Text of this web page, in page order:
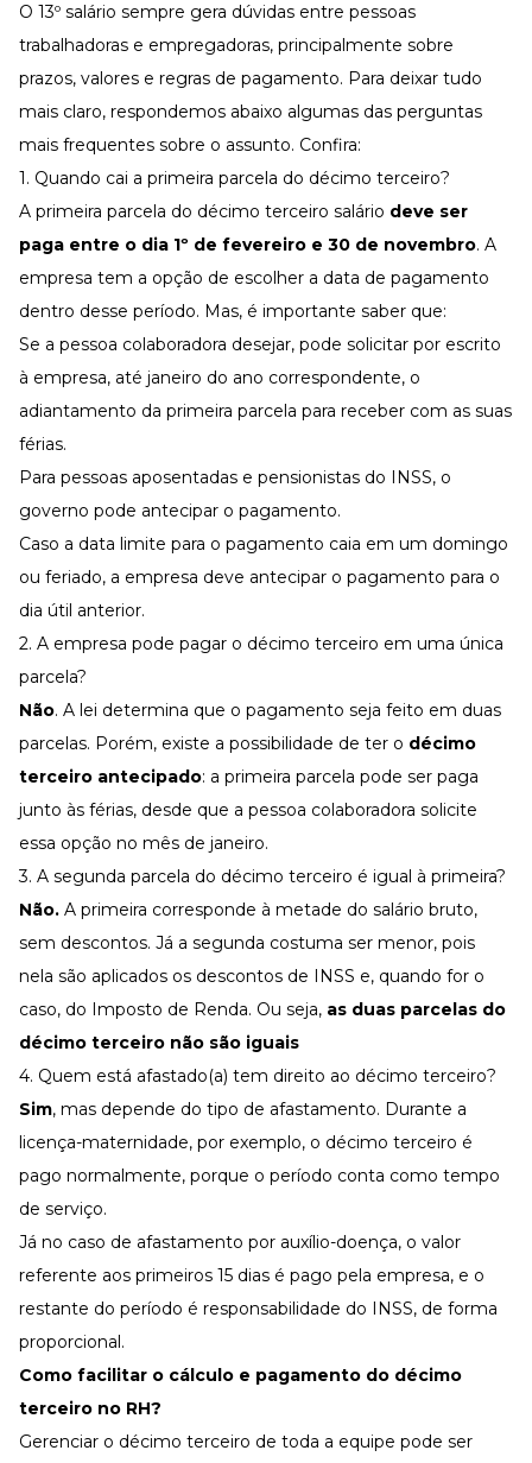
O 13º salário sempre gera dúvidas entre pessoas
trabalhadoras e empregadoras, principalmente sobre
prazos, valores e regras de pagamento. Para deixar tudo
mais claro, respondemos abaixo algumas das perguntas
mais frequentes sobre o assunto. Confira:
1. Quando cai a primeira parcela do décimo terceiro?
A primeira parcela do décimo terceiro salário deve ser
paga entre o dia 1º de fevereiro e 30 de novembro. A
empresa tem a opção de escolher a data de pagamento
dentro desse período. Mas, é importante saber que:
Se a pessoa colaboradora desejar, pode solicitar por escrito
à empresa, até janeiro do ano correspondente, o
adiantamento da primeira parcela para receber com as suas
férias.
Para pessoas aposentadas e pensionistas do INSS, o
governo pode antecipar o pagamento.
Caso a data limite para o pagamento caia em um domingo
ou feriado, a empresa deve antecipar o pagamento para o
dia útil anterior.
2. A empresa pode pagar o décimo terceiro em uma única
parcela?
Não. A lei determina que o pagamento seja feito em duas
parcelas. Porém, existe a possibilidade de ter o décimo
terceiro antecipado: a primeira parcela pode ser paga
junto às férias, desde que a pessoa colaboradora solicite
essa opção no mês de janeiro.
3. A segunda parcela do décimo terceiro é igual à primeira?
Não. A primeira corresponde à metade do salário bruto,
sem descontos. Já a segunda costuma ser menor, pois
nela são aplicados os descontos de INSS e, quando for o
caso, do Imposto de Renda. Ou seja, as duas parcelas do
décimo terceiro não são iguais
4. Quem está afastado(a) tem direito ao décimo terceiro?
Sim, mas depende do tipo de afastamento. Durante a
licença-maternidade, por exemplo, o décimo terceiro é
pago normalmente, porque o período conta como tempo
de serviço.
Já no caso de afastamento por auxílio-doença, o valor
referente aos primeiros 15 dias é pago pela empresa, e o
restante do período é responsabilidade do INSS, de forma
proporcional.
Como facilitar o cálculo e pagamento do décimo
terceiro no RH?
Gerenciar o décimo terceiro de toda a equipe pode ser